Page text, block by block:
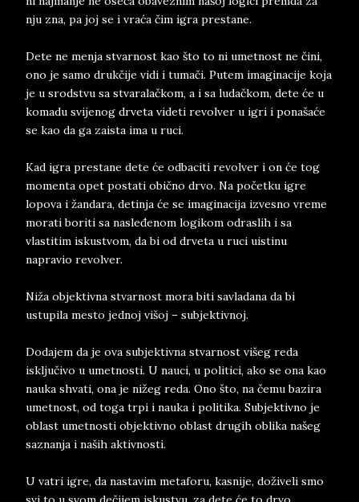
nju zna, pa joj se i vraća čim igra prestane.
Dete ne menja stvarnost kao što to ni umetnost ne čini,
ono je samo drukčije vidi i tumači. Putem imaginacije koja
je u srodstvu sa stvaralačkom, a i sa ludačkom, dete će u
komadu svijenog drveta videti revolver u igri i ponašaće
se kao da ga zaista ima u ruci.
Kad igra prestane dete će odbaciti revolver i on će tog
momenta opet postati obično drvo. Na početku igre
lopova i žandara, detinja će se imaginacija izvesno vreme
morati boriti sa nasleđenom logikom odraslih i sa
vlastitim iskustvom, da bi od drveta u ruci uistinu
napravio revolver.
Niža objektivna stvarnost mora biti savladana da bi
ustupila mesto jednoj višoj – subjektivnoj.
Dodajem da je ova subjektivna stvarnost višeg reda
isključivo u umetnosti. U nauci, u politici, ako se ona kao
nauka shvati, ona je nižeg reda. Ono što, na čemu bazira
umetnost, od toga trpi i nauka i politika. Subjektivno je
oblast umetnosti objektivno oblast drugih oblika našeg
saznanja i naših aktivnosti.
U vatri igre, da nastavim metaforu, kasnije, doživeli smo